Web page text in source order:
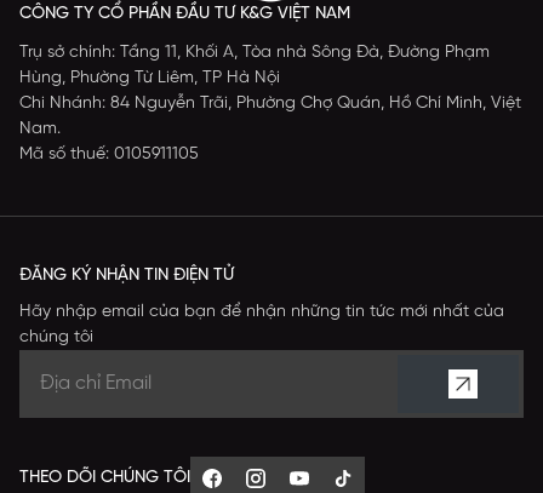
CÔNG TY CỔ PHẦN ĐẦU TƯ K&G VIỆT NAM
Trụ sở chính: Tầng 11, Khối A, Tòa nhà Sông Đà, Đường Phạm
Hùng, Phường Từ Liêm, TP Hà Nội
Chi Nhánh: 84 Nguyễn Trãi, Phường Chợ Quán, Hồ Chí Minh, Việt
Nam.
Mã số thuế: 0105911105
ĐĂNG KÝ NHẬN TIN ĐIỆN TỬ
Hãy nhập email của bạn để nhận những tin tức mới nhất của
chúng tôi
THEO DÕI CHÚNG TÔI